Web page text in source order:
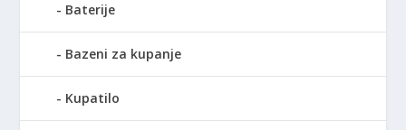
Baterije
Bazeni za kupanje
Kupatilo